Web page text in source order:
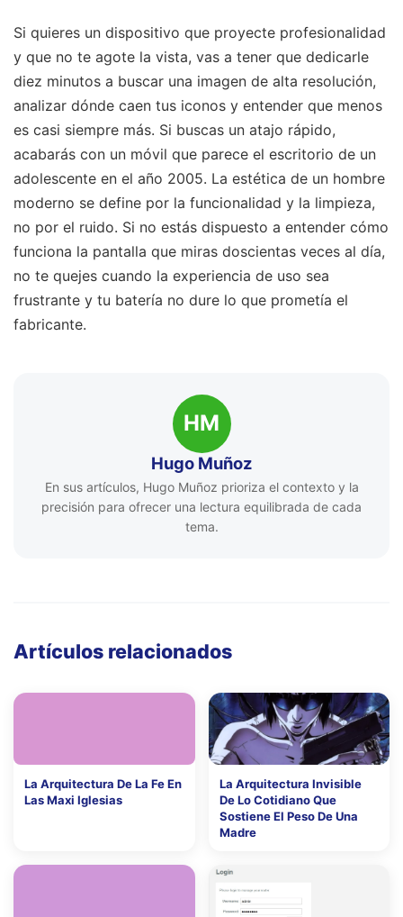
Si quieres un dispositivo que proyecte profesionalidad
y que no te agote la vista, vas a tener que dedicarle
diez minutos a buscar una imagen de alta resolución,
analizar dónde caen tus iconos y entender que menos
es casi siempre más. Si buscas un atajo rápido,
acabarás con un móvil que parece el escritorio de un
adolescente en el año 2005. La estética de un hombre
moderno se define por la funcionalidad y la limpieza,
no por el ruido. Si no estás dispuesto a entender cómo
funciona la pantalla que miras doscientas veces al día,
no te quejes cuando la experiencia de uso sea
frustrante y tu batería no dure lo que prometía el
fabricante.
HM
Hugo Muñoz
En sus artículos, Hugo Muñoz prioriza el contexto y la
precisión para ofrecer una lectura equilibrada de cada
tema.
Artículos relacionados
La Arquitectura De La Fe En
Las Maxi Iglesias
La Arquitectura Invisible
De Lo Cotidiano Que
Sostiene El Peso De Una
Madre